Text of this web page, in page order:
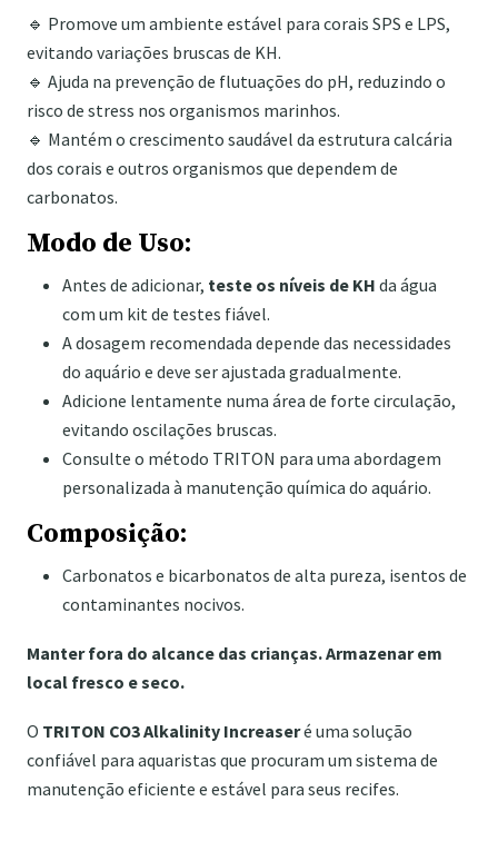
🔹 Promove um ambiente estável para corais SPS e LPS,
evitando variações bruscas de KH.
🔹 Ajuda na prevenção de flutuações do pH, reduzindo o
risco de stress nos organismos marinhos.
🔹 Mantém o crescimento saudável da estrutura calcária
dos corais e outros organismos que dependem de
carbonatos.
Modo de Uso:
Antes de adicionar, teste os níveis de KH da água
com um kit de testes fiável.
A dosagem recomendada depende das necessidades
do aquário e deve ser ajustada gradualmente.
Adicione lentamente numa área de forte circulação,
evitando oscilações bruscas.
Consulte o método TRITON para uma abordagem
personalizada à manutenção química do aquário.
Composição:
Carbonatos e bicarbonatos de alta pureza, isentos de
contaminantes nocivos.
Manter fora do alcance das crianças. Armazenar em
local fresco e seco.
O TRITON CO3 Alkalinity Increaseré uma solução
confiável para aquaristas que procuram um sistema de
manutenção eficiente e estável para seus recifes.